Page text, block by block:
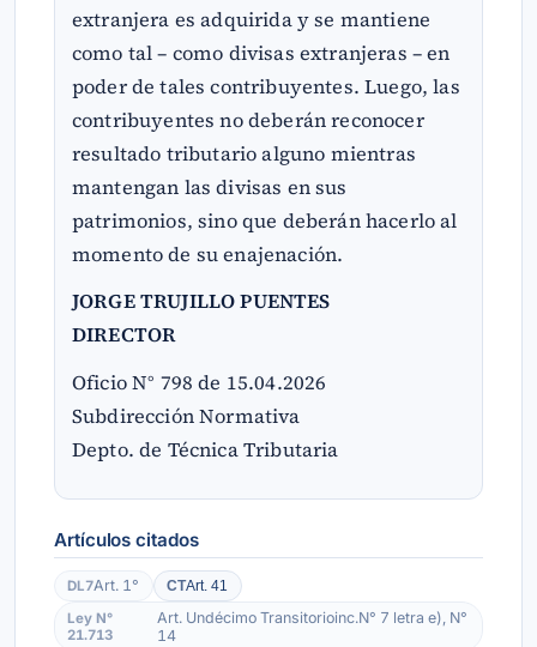
extranjera es adquirida y se mantiene
como tal – como divisas extranjeras – en
poder de tales contribuyentes. Luego, las
contribuyentes no deberán reconocer
resultado tributario alguno mientras
mantengan las divisas en sus
patrimonios, sino que deberán hacerlo al
momento de su enajenación.
JORGE TRUJILLO PUENTES
DIRECTOR
Oficio N° 798 de 15.04.2026
Subdirección Normativa
Depto. de Técnica Tributaria
Artículos citados
DL7Art. 1° CTArt. 41
Ley N°
21.713
Art. Undécimo Transitorioinc.N° 7 letra e), N°
14